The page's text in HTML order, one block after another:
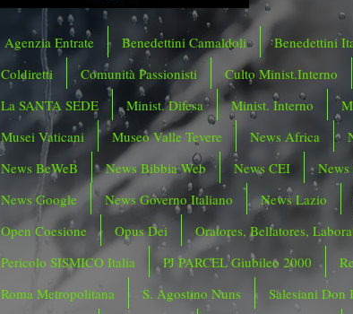
Agenzia Entrate Benedettini Camaldoli Benedettini
Coldiretti
Comunità Passionisti Culto Minist.Interno
La SANTA SEDE
Minist. Difesa Minist. Interno
Musei Vaticani
Museo Valle Tevere News Africa
News BeWeB
News Bibbia Web News CEI News
News Google
News Governo Italiano News Lazio
Open Coesione
Opus Dei Oratores, Bellatores,
Pericolo SISMICO Italia
PJ PARCEL Giubileo 2000
Roma Metropolitana
S. Agostino Nuns Salesiani Don